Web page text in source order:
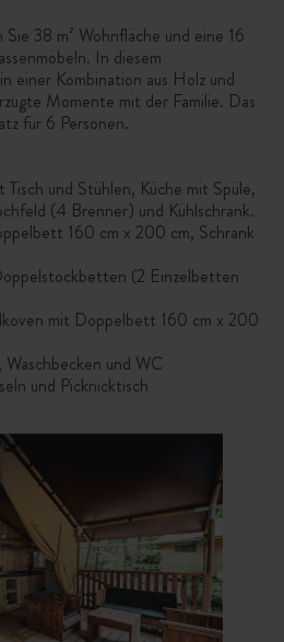
38 m² Wohnfläche und eine 16
In diesem
einer Kombination aus Holz und
Momente mit der Familie. Das
für 6 Personen.
und Stühlen, Küche mit Spüle,
(4 Brenner) und Kühlschrank.
160 cm x 200 cm, Schrank
(2 Einzelbetten
mit Doppelbett 160 cm x 200
und WC
und Picknicktisch